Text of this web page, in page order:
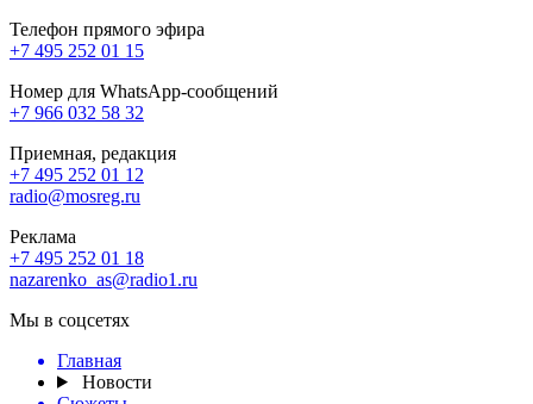
Телефон прямого эфира
+7 495 252 01 15
Номер для WhatsApp-сообщений
+7 966 032 58 32
Приемная, редакция
+7 495 252 01 12
radio@mosreg.ru
Реклама
+7 495 252 01 18
nazarenko_as@radio1.ru
Мы в соцсетях
Главная
Новости